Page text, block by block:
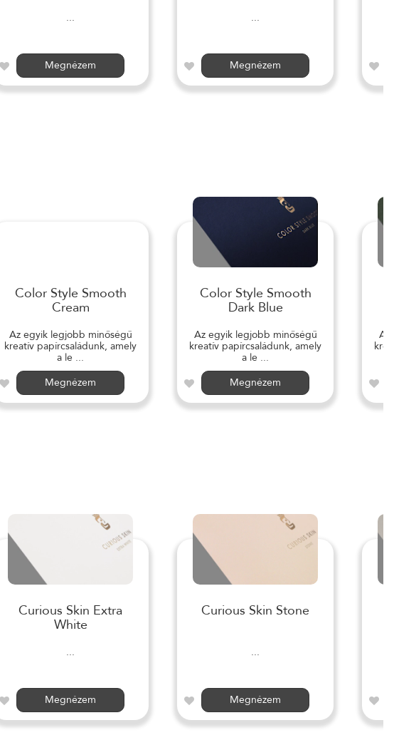
...
Megnézem
...
Megnézem
Color Style Smooth
Cream
Az egyik legjobb minőségű
kreatív papírcsaládunk, amely
a le ...
Megnézem
Color Style Smooth
Dark Blue
Az egyik legjobb minőségű
kreatív papírcsaládunk, amely
a le ...
Megnézem
Az
Curious Skin Extra
White
...
Megnézem
Curious Skin Stone
...
Megnézem